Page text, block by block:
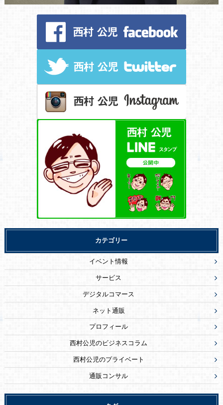
カテゴリー
イベント情報
サービス
デジタルコマース
ネット通販
プロフィール
西村公児のビジネスコラム
西村公児のプライベート
通販コンサル